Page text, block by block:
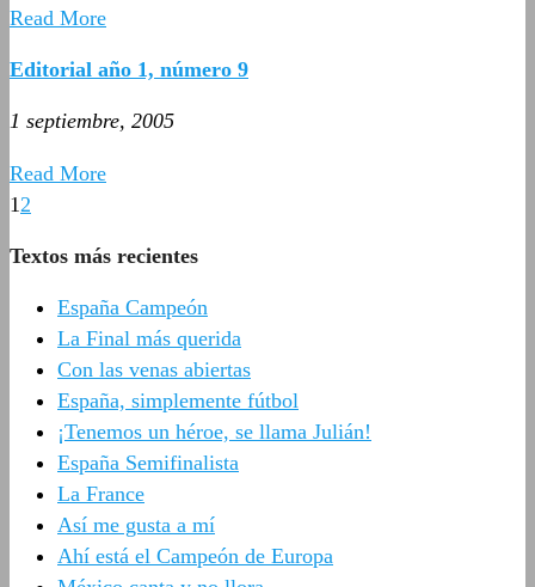
Read More
Editorial año 1, número 9
1 septiembre, 2005
Read More
1 2
Textos más recientes
España Campeón
La Final más querida
Con las venas abiertas
España, simplemente fútbol
¡Tenemos un héroe, se llama Julián!
España Semifinalista
La France
Así me gusta a mí
Ahí está el Campeón de Europa